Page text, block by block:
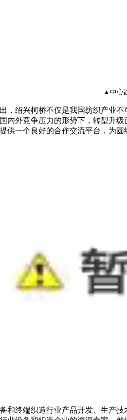
▲中心
，绍兴柯桥不仅是我国纺织产业
内外竞争压力的形势下，转型升
供一个良好的合作交流平台，为
和终端织造行业产品开发、生产